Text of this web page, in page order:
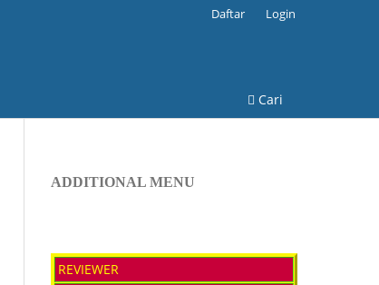
Cari
Daftar Login
ADDITIONAL MENU
REVIEWER